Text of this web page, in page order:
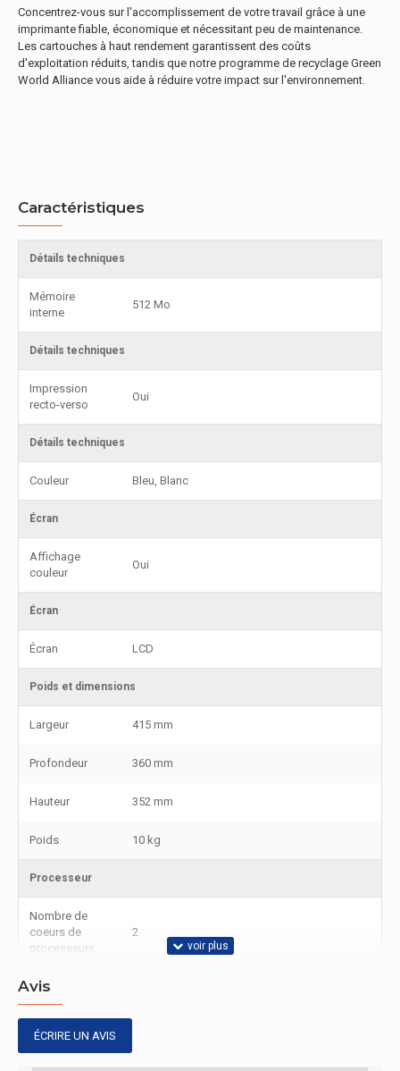
Concentrez-vous sur l'accomplissement de votre travail grâce à une
imprimante fiable, économique et nécessitant peu de maintenance.
Les cartouches à haut rendement garantissent des coûts
d'exploitation réduits, tandis que notre programme de recyclage Green
World Alliance vous aide à réduire votre impact sur l'environnement.
Caractéristiques
Détails techniques
Mémoire
interne
512 Mo
Détails techniques
Impression
recto-verso
Oui
Détails techniques
Couleur Bleu, Blanc
Écran
Affichage
couleur
Oui
Écran
Écran LCD
Poids et dimensions
Largeur 415 mm
Profondeur 360 mm
Hauteur 352 mm
Poids 10 kg
Processeur
Nombre de
coeurs de
processeurs
2
Connectivité
directe
Avis
ÉCRIRE UN AVIS